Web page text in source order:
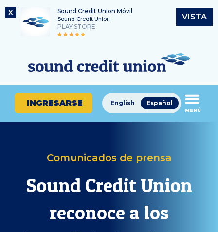
X Sound Credit Union Móvil
Sound Credit Union
PLAY STORE
VISTA
contenido
sesión
banca
en
Número de ruta
325183220
¿En
qué
podemos
ayudarle
a
encontrar?
Español
English
INGRESARSE
MENÚ
Sound Credit Union
reconoce a los
Comunicados de prensa